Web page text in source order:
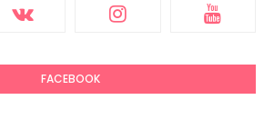
FACEBOOK